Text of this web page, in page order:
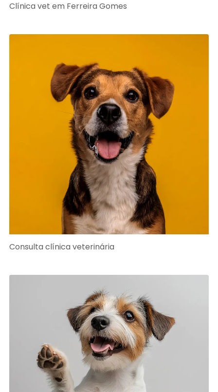
Clínica vet em Ferreira Gomes
Consulta clínica veterinária